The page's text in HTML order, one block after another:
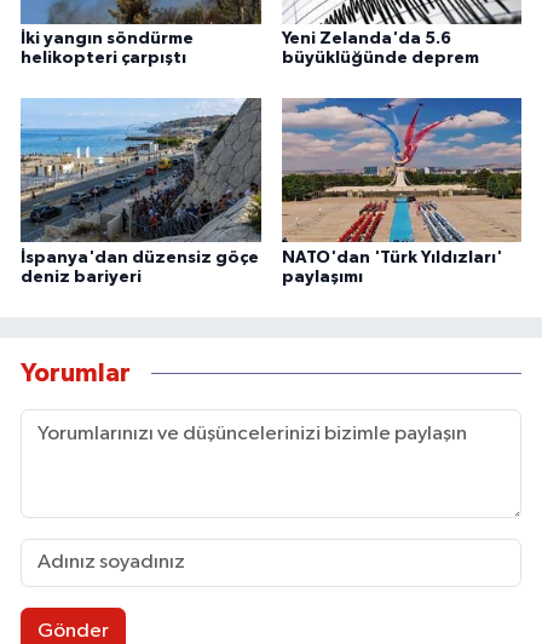
İki yangın söndürme
helikopteri çarpıştı
Yeni Zelanda'da 5.6
büyüklüğünde deprem
İspanya'dan düzensiz göçe
deniz bariyeri
NATO'dan 'Türk Yıldızları'
paylaşımı
Yorumlar
Gönder